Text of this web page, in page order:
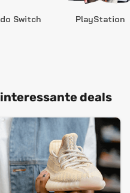
Switch PlayStation
deals